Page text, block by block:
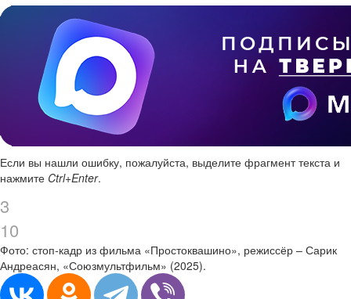
Если вы нашли ошибку, пожалуйста, выделите фрагмент текста и
нажмите Ctrl+Enter.
3
10
Фото: стоп-кадр из фильма «Простоквашино», режиссёр – Сарик
Андреасян, «Союзмультфильм» (2025).